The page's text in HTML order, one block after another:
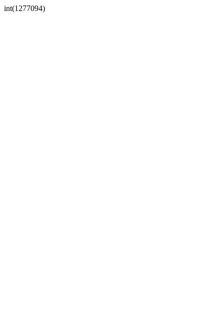
int(1277094)